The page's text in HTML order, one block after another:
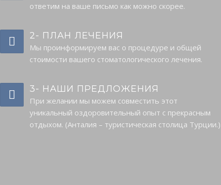
ответим на ваше письмо как можно скорее.
2- ПЛАН ЛЕЧЕНИЯ
Мы проинформируем вас о процедуре и общей
стоимости вашего стоматологического лечения.
3- НАШИ ПРЕДЛОЖЕНИЯ
При желании мы можем совместить этот
уникальный оздоровительный опыт с прекрасным
отдыхом. (Анталия – туристическая столица Турции.)